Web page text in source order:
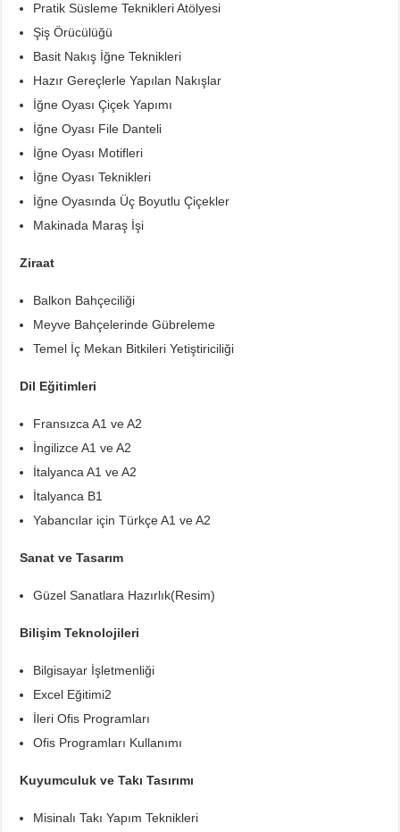
Pratik Süsleme Teknikleri Atölyesi
Şiş Örücülüğü
Basit Nakış İğne Teknikleri
Hazır Gereçlerle Yapılan Nakışlar
İğne Oyası Çiçek Yapımı
İğne Oyası File Danteli
İğne Oyası Motifleri
İğne Oyası Teknikleri
İğne Oyasında Üç Boyutlu Çiçekler
Makinada Maraş İşi
Ziraat
Balkon Bahçeciliği
Meyve Bahçelerinde Gübreleme
Temel İç Mekan Bitkileri Yetiştiriciliği
Dil Eğitimleri
Fransızca A1 ve A2
İngilizce A1 ve A2
İtalyanca A1 ve A2
İtalyanca B1
Yabancılar için Türkçe A1 ve A2
Sanat ve Tasarım
Güzel Sanatlara Hazırlık(Resim)
Bilişim Teknolojileri
Bilgisayar İşletmenliği
Excel Eğitimi2
İleri Ofis Programları
Ofis Programları Kullanımı
Kuyumculuk ve Takı Tasırımı
Misinalı Takı Yapım Teknikleri